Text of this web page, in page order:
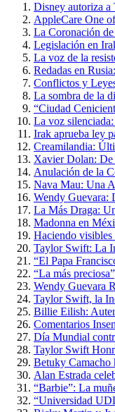
Disney autoriza a
AppleCare One
La Coronación de
Legislación en
La voz de la
Redadas en
Conflictos y
La sombra de la
“Ciudad
La voz
Irak aprueba ley
Creamilandia:
Xavier Dolan: De
Anulación de la
Nava Mau: Una
Wendy Guevara:
La Más Draga:
Madonna en
Haciendo visibles
Taylor Swift: La
“El Papa
“La más
Wendy Guevara
Taylor Swift, la
Billie Eilish:
Comentarios
Día Mundial
Taylor Swift
Betuky Camacho
Alan Estrada
“Barbie”: La
“Universidad